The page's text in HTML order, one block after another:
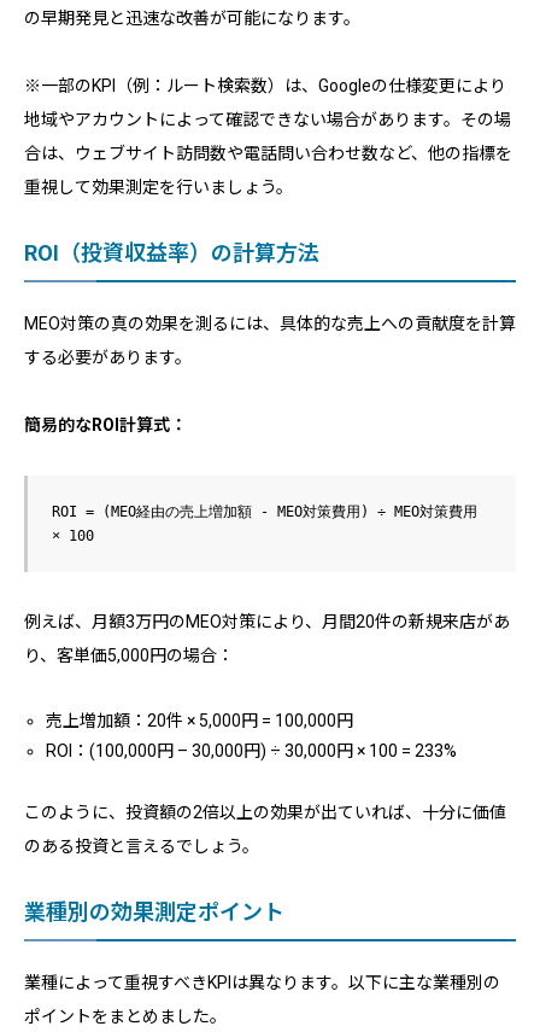
の早期発見と迅速な改善が可能になります。
※一部のKPI（例：ルート検索数）は、Googleの仕様変更により
地域やアカウントによって確認できない場合があります。その場
合は、ウェブサイト訪問数や電話問い合わせ数など、他の指標を
重視して効果測定を行いましょう。
ROI（投資収益率）の計算方法
MEO対策の真の効果を測るには、具体的な売上への貢献度を計算
する必要があります。
簡易的なROI計算式：
ROI = (MEO経由の売上増加額 - MEO対策費用) ÷ MEO対策費用
例えば、月額3万円のMEO対策により、月間20件の新規来店があ
り、客単価5,000円の場合：
売上増加額：20件 × 5,000円 = 100,000円
ROI：(100,000円 – 30,000円) ÷ 30,000円 × 100 = 233%
このように、投資額の2倍以上の効果が出ていれば、十分に価値
のある投資と言えるでしょう。
業種別の効果測定ポイント
業種によって重視すべきKPIは異なります。以下に主な業種別の
ポイントをまとめました。